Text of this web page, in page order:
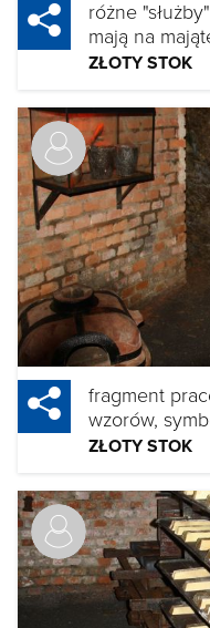
różne
mają na
ZŁOTY STOK
fragment
wzorów,
ZŁOTY STOK